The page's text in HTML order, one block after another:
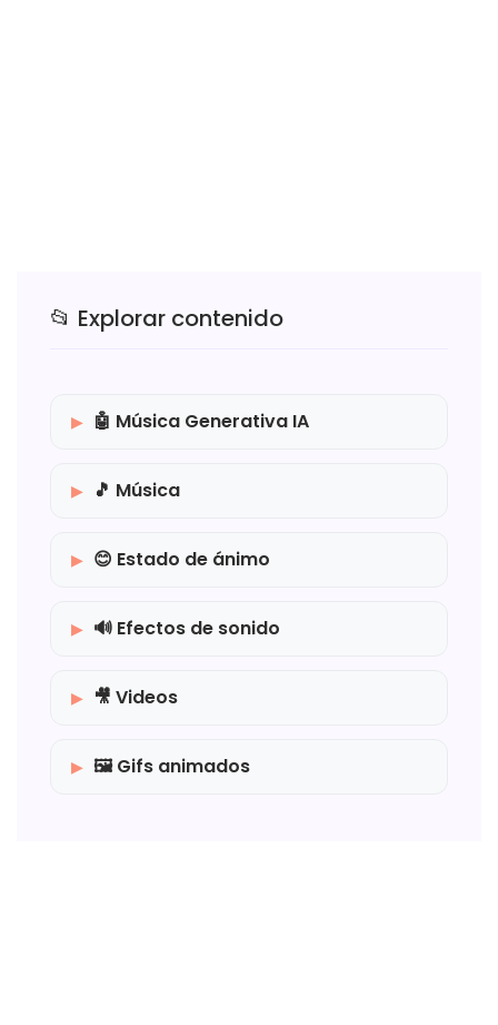
📂 Explorar contenido
🤖 Música Generativa IA
🎵 Música
😊 Estado de ánimo
🔊 Efectos de sonido
🎥 Videos
🖼️ Gifs animados